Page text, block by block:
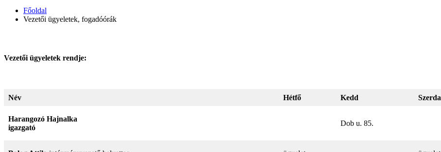
Főoldal
Vezetői ügyeletek, fogadóórák
Vezetői ügyeletek rendje:
Név Hétfő Kedd Szerda
Harangozó Hajnalka
igazgató
Dob u. 85.